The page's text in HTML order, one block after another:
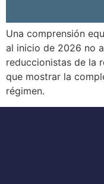
Una comprensión
al inicio de 2026 no
reduccionistas de la
que mostrar la
régimen.